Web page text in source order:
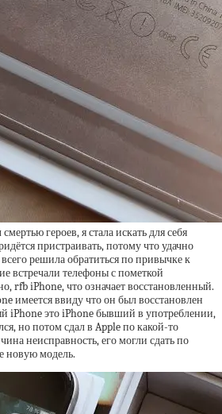
героев, я стала искать для себя
пристраивать, потому что удачно
решила обратиться по привычке к
встречали телефоны с пометкой
rfb iPhone, что означает восстановленный.
имеется ввиду что он был восстановлен
iPhone это iPhone бывший в употреблении,
но потом сдал в Apple по какой-то
неисправность, его могли сдать по
новую модель.